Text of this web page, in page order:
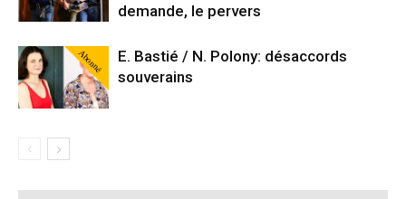
demande, le pervers
Abonné
E. Bastié / N. Polony: désaccords
souverains